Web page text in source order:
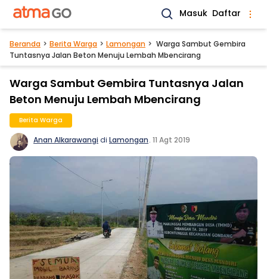
Masuk Daftar
Beranda Berita Warga Lamongan
Warga Sambut Gembira
Tuntasnya Jalan Beton Menuju Lembah Mbencirang
Warga Sambut Gembira Tuntasnya Jalan
Beton Menuju Lembah Mbencirang
Berita Warga
Anan Alkarawangidi Lamongan. 11 Agt 2019